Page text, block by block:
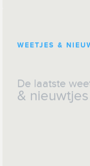
WEETJES &
De laatste
&